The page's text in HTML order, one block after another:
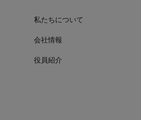
私たちについて
会社情報
役員紹介